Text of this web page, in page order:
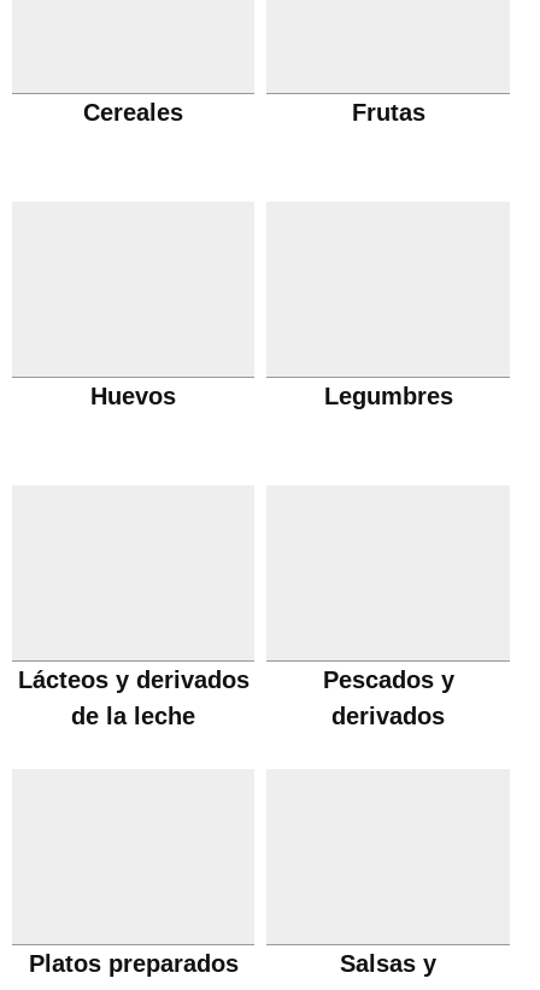
Cereales Frutas
Huevos Legumbres
Lácteos y derivados
de la leche
Pescados y
derivados
Platos preparados
Salsas y